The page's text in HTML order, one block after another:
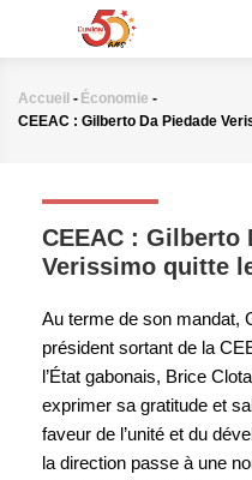
principal
Fil
Accueil - Économie -
CEEAC : Gilberto Da Piedade
CEEAC : Gilberto
Verissimo quitte
Au terme de son mandat,
président sortant de la
l’État gabonais, Brice
exprimer sa gratitude et
faveur de l’unité et du
la direction passe à une